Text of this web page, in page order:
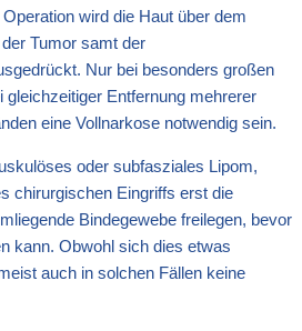
wird die Haut über dem
Tumor samt der
Nur bei besonders großen
gleichzeitiger Entfernung mehrerer
eine Vollnarkose notwendig sein.
oder subfasziales Lipom,
chirurgischen Eingriffs erst die
Bindegewebe freilegen, bevor
kann. Obwohl sich dies etwas
auch in solchen Fällen keine